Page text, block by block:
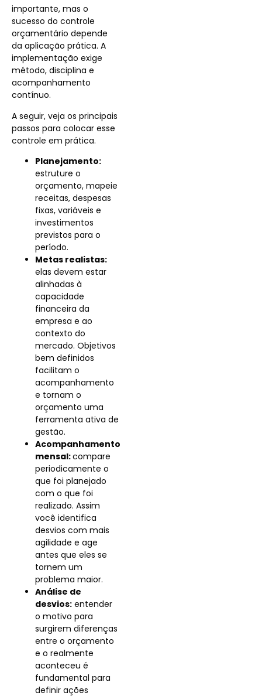
importante, mas o
sucesso do controle
orçamentário depende
da aplicação prática. A
implementação exige
método, disciplina e
acompanhamento
contínuo.
A seguir, veja os principais
passos para colocar esse
controle em prática.
Planejamento:
estruture o
orçamento, mapeie
receitas, despesas
fixas, variáveis e
investimentos
previstos para o
período.
Metas realistas:
elas devem estar
alinhadas à
capacidade
financeira da
empresa e ao
contexto do
mercado. Objetivos
bem definidos
facilitam o
acompanhamento
e tornam o
orçamento uma
ferramenta ativa de
gestão.
Acompanhamento
mensal:compare
periodicamente o
que foi planejado
com o que foi
realizado. Assim
você identifica
desvios com mais
agilidade e age
antes que eles se
tornem um
problema maior.
Análise de
desvios: entender
o motivo para
surgirem diferenças
entre o orçamento
e o realmente
aconteceu é
fundamental para
definir ações